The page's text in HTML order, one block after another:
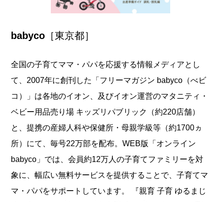
babyco ［東京都］
全国の子育てママ・パパを応援する情報メディアとし
て、2007年に創刊した「フリーマガジン babyco（べビ
コ）」は各地のイオン、及びイオン運営のマタニティ・
ベビー用品売り場 キッズリパブリック（約220店舗）
と、提携の産婦人科や保健所・母親学級等（約1700ヵ
所）にて、毎号22万部を配布。WEB版「オンライン
babyco」では、会員約12万人の子育てファミリーを対
象に、幅広い無料サービスを提供することで、子育てマ
マ・パパをサポートしています。 『親育 子育 ゆるまじ